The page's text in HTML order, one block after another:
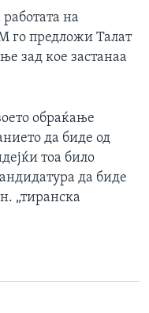
на
го предложи Талат
зад кое застанаа
обраќање
да биде од
тоа било
да биде
„тиранска